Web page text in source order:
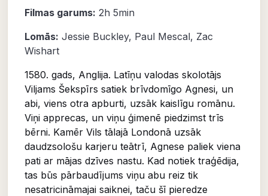
Filmas garums: 2h 5min
Lomās: Jessie Buckley, Paul Mescal, Zac
Wishart
1580. gads, Anglija. Latīņu valodas skolotājs
Viljams Šekspīrs satiek brīvdomīgo Agnesi, un
abi, viens otra apburti, uzsāk kaislīgu romānu.
Viņi apprecas, un viņu ģimenē piedzimst trīs
bērni. Kamēr Vils tālajā Londonā uzsāk
daudzsološu karjeru teātrī, Agnese paliek viena
pati ar mājas dzīves nastu. Kad notiek traģēdija,
tas būs pārbaudījums viņu abu reiz tik
nesatricināmajai saiknei, taču šī pieredze